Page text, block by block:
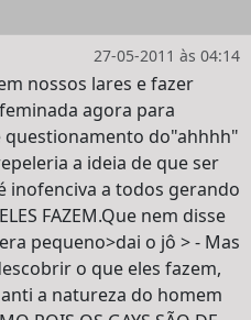
27-05-2011 às 04:14
nossos lares e fazer
agora para
questionamento do"ahhhh"
a ideia de que ser
inofenciva a todos gerando
FAZEM.Que nem disse
pequeno>dai o jô > - Mas
o que eles fazem,
a natureza do homem